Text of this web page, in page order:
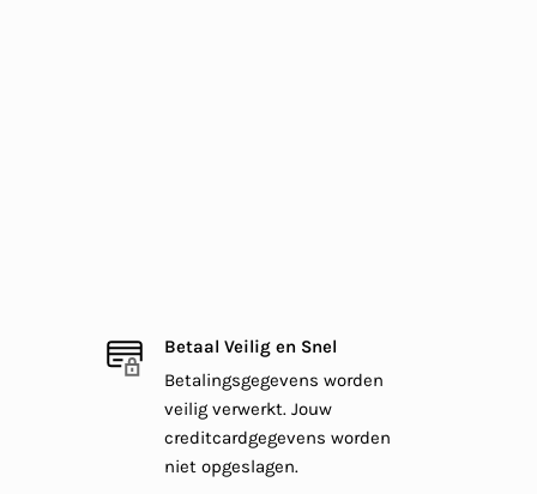
Betaal Veilig en Snel
Betalingsgegevens worden
veilig verwerkt. Jouw
creditcardgegevens worden
niet opgeslagen.